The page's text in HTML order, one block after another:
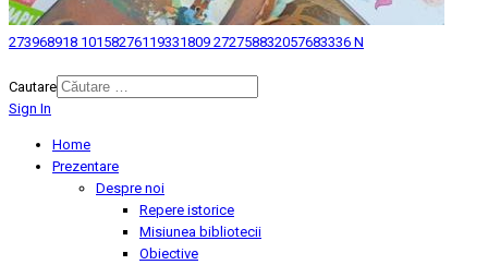
273968918 10158276119331809 272758832057683336 N
Cautare
Sign In
Home
Prezentare
Despre noi
Repere istorice
Misiunea bibliotecii
Obiective